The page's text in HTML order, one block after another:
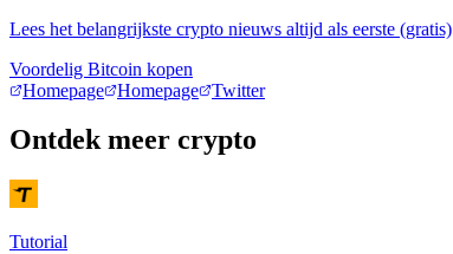
Lees het belangrijkste crypto nieuws altijd als eerste (gratis)
Voordelig Bitcoin kopen
Homepage
Homepage Twitter
Ontdek meer crypto
Tutorial